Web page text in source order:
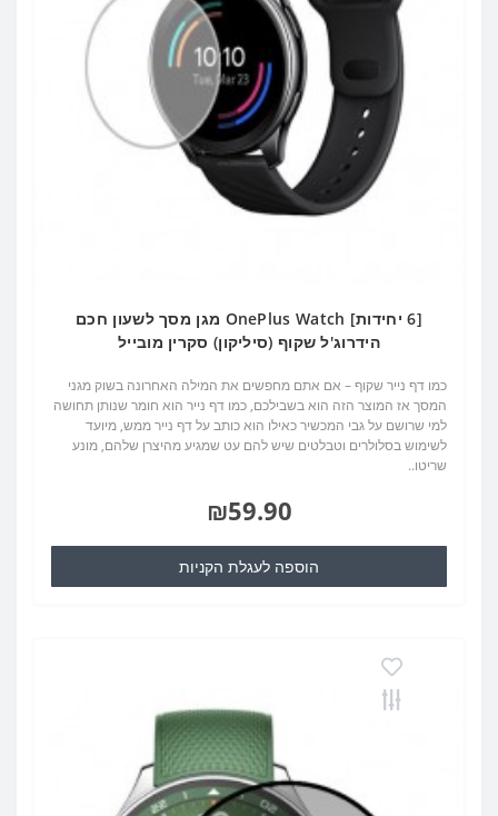
[6 יחידות] OnePlus Watch מגן מסך לשעון חכם
הידרוג'ל שקוף (סיליקון) סקרין מובייל
כמו דף נייר שקוף – אם אתם מחפשים את המילה האחרונה בשוק מגני
המסך אז המוצר הזה הוא בשבילכם, כמו דף נייר הוא חומר שנותן תחושה
למי שרושם על גבי המכשיר כאילו הוא כותב על דף נייר ממש, מיועד
לשימוש בסלולרים וטבלטים שיש להם עט שמגיע מהיצרן שלהם, מונע
שריטו..
₪59.90
הוספה לעגלת הקניות